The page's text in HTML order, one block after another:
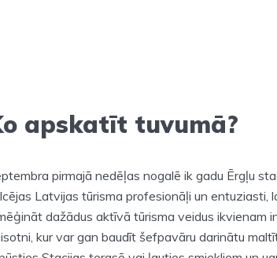
apskatīt tuvumā?
pirmajā nedēļas nogalē ik gadu Ērgļu
Latvijas tūrisma profesionāļi un
dažādus aktīvā tūrisma veidus ikvienam
kur var gan baudīt šefpavāru darinātu